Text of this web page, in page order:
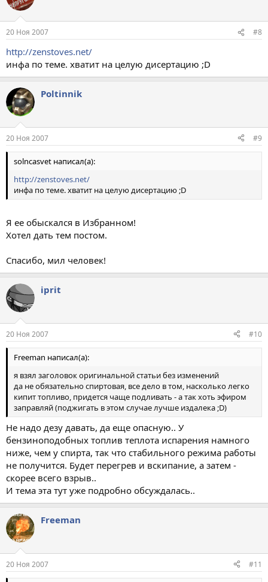
20 Ноя 2007 #8
http://zenstoves.net/
инфа по теме. хватит на целую дисертацию ;D
Poltinnik
20 Ноя 2007 #9
solncasvet написал(а):
http://zenstoves.net/
инфа по теме. хватит на целую дисертацию ;D
Я ее обыскался в Избранном!
Хотел дать тем постом.
Спасибо, мил человек!
iprit
20 Ноя 2007 #10
Freeman написал(а):
я взял заголовок оригинальной статьи без изменений
да не обязательно спиртовая, все дело в том, насколько легко
кипит топливо, придется чаще подливать - а так хоть эфиром
заправляй (поджигать в этом случае лучше издалека ;D)
Не надо дезу давать, да еще опасную.. У
бензиноподобных топлив теплота испарения намного
ниже, чем у спирта, так что стабильного режима работы
не получится. Будет перегрев и вскипание, а затем -
скорее всего взрыв..
И тема эта тут уже подробно обсуждалась..
Freeman
20 Ноя 2007 #11